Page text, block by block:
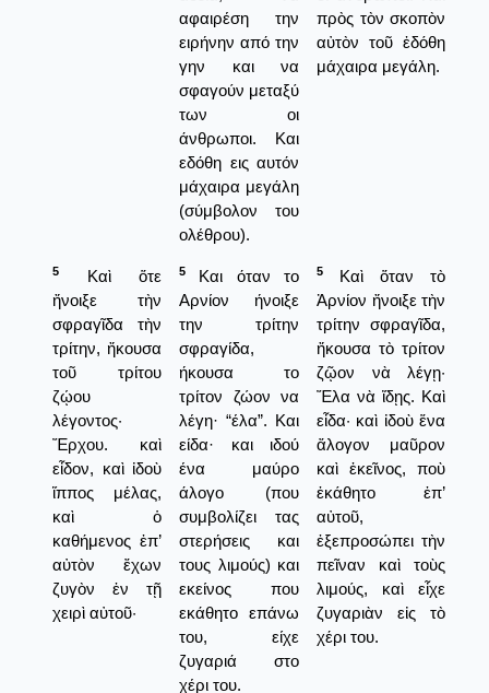
αφαιρέση την
ειρήνην από την
γην και να
σφαγούν μεταξύ
των οι
άνθρωποι. Και
εδόθη εις αυτόν
μάχαιρα μεγάλη
(σύμβολον του
ολέθρου).
πρὸς τὸν σκοπὸν
αὐτὸν τοῦ ἐδόθη
μάχαιρα μεγάλη.
5
Καὶ ὅτε
ἤνοιξε τὴν
σφραγῖδα τὴν
τρίτην, ἤκουσα
τοῦ τρίτου
ζῴου
λέγοντος·
Ἔρχου. καὶ
εἶδον, καὶ ἰδοὺ
ἵππος μέλας,
καὶ ὁ
καθήμενος ἐπ’
αὐτὸν ἔχων
ζυγὸν ἐν τῇ
χειρὶ αὐτοῦ·
5
Και όταν το
Αρνίον ήνοιξε
την τρίτην
σφραγίδα,
ήκουσα το
τρίτον ζώον να
λέγη· “έλα”. Και
είδα· και ιδού
ένα μαύρο
άλογο (που
συμβολίζει τας
στερήσεις και
τους λιμούς) και
εκείνος που
εκάθητο επάνω
του, είχε
ζυγαριά στο
χέρι του.
5
Καὶ ὅταν τὸ
Ἀρνίον ἤνοιξε τὴν
τρίτην σφραγῖδα,
ἤκουσα τὸ τρίτον
ζῷον νὰ λέγῃ·
Ἔλα νὰ ἴδῃς. Καὶ
εἶδα· καὶ ἰδοὺ ἕνα
ἄλογον μαῦρον
καὶ ἐκεῖνος, ποὺ
ἐκάθητο ἐπ’
αὐτοῦ,
ἐξεπροσώπει τὴν
πεῖναν καὶ τοὺς
λιμούς, καὶ εἶχε
ζυγαριὰν εἰς τὸ
χέρι του.